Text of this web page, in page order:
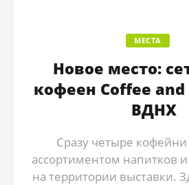
МЕСТА
Новое место:
кофеен Coffee
ВДНХ
Сразу четыре
ассортиментом напитков
на территории выставки.